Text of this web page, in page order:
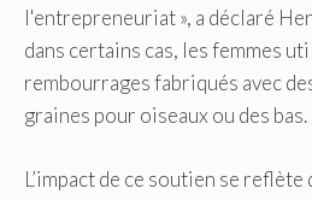
l'entrepreneuriat », a déclaré
dans certains cas, les femmes
rembourrages fabriqués avec
graines pour oiseaux ou des bas.
L’impact de ce soutien se